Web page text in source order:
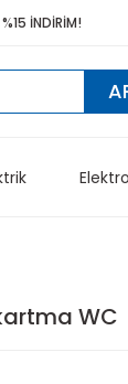
İNDİRİM!
WC